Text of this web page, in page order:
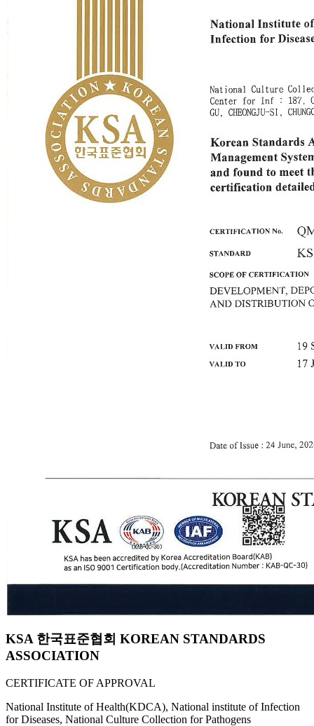
KSA 한국표준협회 KOREAN STANDARDS
ASSOCIATION
CERTIFICATE OF APPROVAL
National Institute of Health(KDCA), National institute of Infection
for Diseases, National Culture Collection for Pathogens